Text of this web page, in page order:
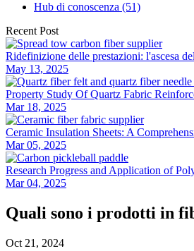
Hub di conoscenza (51)
Recent Post
Ridefinizione delle prestazioni: l'ascesa
May 13, 2025
Property Study Of Quartz Fabric
Mar 18, 2025
Ceramic Insulation Sheets: A
Mar 05, 2025
Research Progress and Application of
Mar 04, 2025
Quali sono i prodotti in
Oct 21, 2024